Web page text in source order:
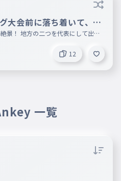
大会前に落ち着いて、都
景！ 地方の二つを代表にして出し
、中国と四国は、同じにさせていた
12
一覧